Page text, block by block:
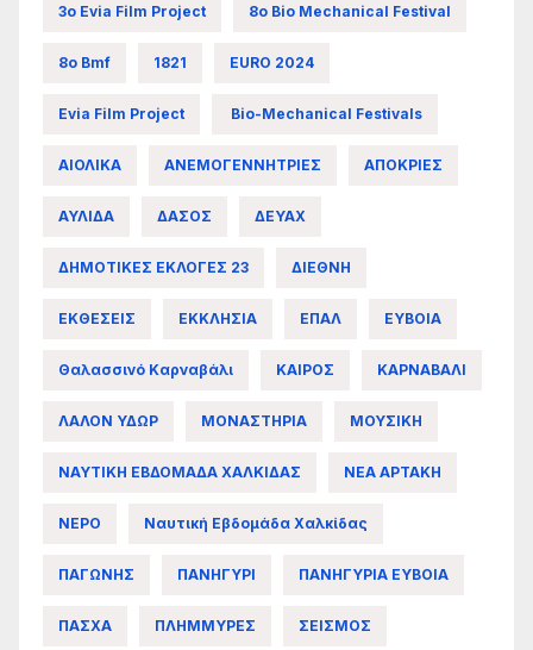
3ο Evia Film Project 8ο Bio Mechanical Festival
8ο Bmf 1821 EURO 2024
Evia Film Project Bio-Mechanical Festivals
ΑΙΟΛΙΚΑ ΑΝΕΜΟΓΕΝΝΗΤΡΙΕΣ ΑΠΟΚΡΙΕΣ
ΑΥΛΙΔΑ ΔΑΣΟΣ ΔΕΥΑΧ
ΔΗΜΟΤΙΚΕΣ ΕΚΛΟΓΕΣ 23 ΔΙΕΘΝΗ
ΕΚΘΕΣΕΙΣ ΕΚΚΛΗΣΙΑ ΕΠΑΛ ΕΥΒΟΙΑ
Θαλασσινό Καρναβάλι ΚΑΙΡΟΣ ΚΑΡΝΑΒΑΛΙ
ΛΑΛΟΝ ΥΔΩΡ ΜΟΝΑΣΤΗΡΙΑ ΜΟΥΣΙΚΗ
ΝΑΥΤΙΚΗ ΕΒΔΟΜΑΔΑ ΧΑΛΚΙΔΑΣ ΝΕΑ ΑΡΤΑΚΗ
ΝΕΡΟ Ναυτική Εβδομάδα Χαλκίδας
ΠΑΓΩΝΗΣ ΠΑΝΗΓΥΡΙ ΠΑΝΗΓΥΡΙΑ ΕΥΒΟΙΑ
ΠΑΣΧΑ ΠΛΗΜΜΥΡΕΣ ΣΕΙΣΜΟΣ